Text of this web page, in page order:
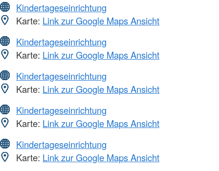
Kindertageseinrichtung
Karte: Link zur Google Maps Ansicht
Kindertageseinrichtung
Karte: Link zur Google Maps Ansicht
Kindertageseinrichtung
Karte: Link zur Google Maps Ansicht
Kindertageseinrichtung
Karte: Link zur Google Maps Ansicht
Kindertageseinrichtung
Karte: Link zur Google Maps Ansicht